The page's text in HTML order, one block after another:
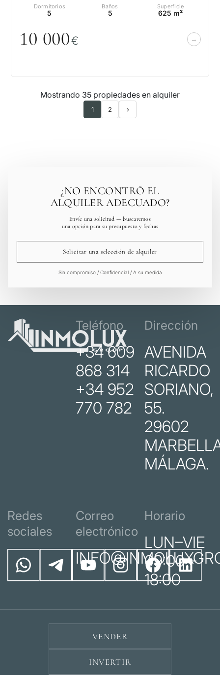
Dormitorios
5
Baños
5
Superficie
625 m²
10 000€
Mostrando 35 propiedades en alquiler
1 2 ›
¿NO ENCONTRÓ EL
ALQUILER ADECUADO?
Envíe una solicitud — buscaremos
una opción para su presupuesto y fechas
Solicitar una selección de alquiler
Sin compromiso / Confidencial / A su medida
Teléfono
+34 609
868 314
+34 952
770 782
Dirección
AVENIDA
RICARDO
SORIANO,
55.
29602
MÁLAGA.
Redes
sociales
Correo
electrónico
Horario
LUN–VIE
09:00 –
18:00
VENDER
INVERTIR